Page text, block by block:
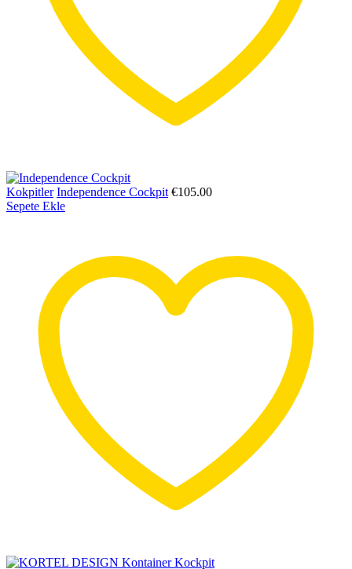
Kokpitler Independence Cockpit €105.00
Sepete Ekle